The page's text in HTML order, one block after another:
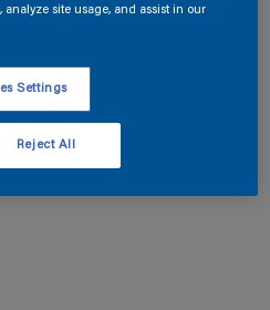
site usage, and assist in our
Settings
Reject All